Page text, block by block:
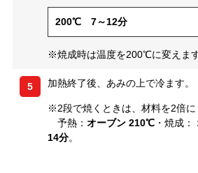
200℃ 7～12分
※焼成時は温度を200℃に変えます
5 加熱終了後、あみの上で冷ます。
※2段で焼くときは、材料を2倍に
予熱： オーブン 210℃ ・焼成：
14分。